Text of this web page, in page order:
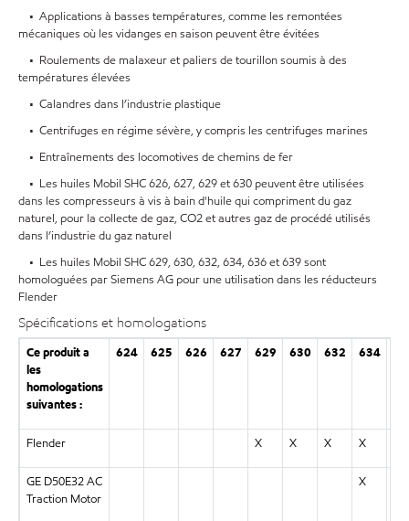
• Applications à basses températures, comme les remontées
mécaniques où les vidanges en saison peuvent être évitées
• Roulements de malaxeur et paliers de tourillon soumis à des
températures élevées
• Calandres dans l’industrie plastique
• Centrifuges en régime sévère, y compris les centrifuges marines
• Entraînements des locomotives de chemins de fer
• Les huiles Mobil SHC 626, 627, 629 et 630 peuvent être utilisées
dans les compresseurs à vis à bain d'huile qui compriment du gaz
naturel, pour la collecte de gaz, CO2 et autres gaz de procédé utilisés
dans l’industrie du gaz naturel
• Les huiles Mobil SHC 629, 630, 632, 634, 636 et 639 sont
homologuées par Siemens AG pour une utilisation dans les réducteurs
Flender
Spécifications et homologations
Ce produit a
les
homologations
suivantes :
624 625 626 627 629 630 632 634
Flender X X X X
GE D50E32 AC
Traction Motor
X